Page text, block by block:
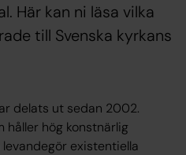
Här kan ni läsa vilka
till Svenska kyrkans
delats ut sedan 2002.
håller hög konstnärlig
existentiella